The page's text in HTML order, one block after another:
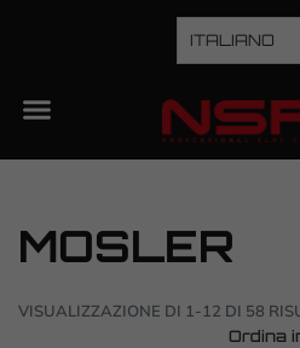
ITALIANO
MOSLER
VISUALIZZAZIONE DI 1-12 DI 58
Ordina